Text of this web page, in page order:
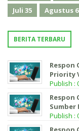
Juli 35 Agustus
BERITA TERBARU
Respon
Priority
Publish :
Respon
Sumber
Publish :